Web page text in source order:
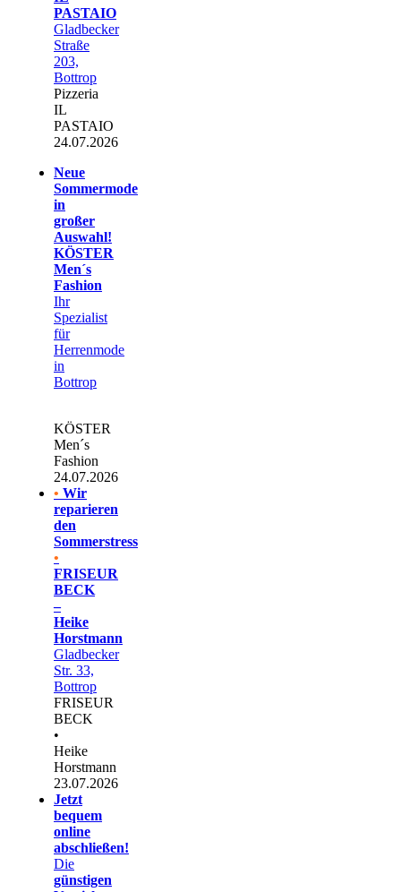
PASTAIO
Gladbecker
Straße
203,
Bottrop
Pizzeria
IL
PASTAIO
24.07.2026
Neue
Sommermode
in
großer
Auswahl!
KÖSTER
Men´s
Fashion
Ihr
Spezialist
für
Herrenmode
in
Bottrop
KÖSTER
Men´s
Fashion
24.07.2026
• Wir
reparieren
den
Sommerstress
•
FRISEUR
BECK
–
Heike
Horstmann
Gladbecker
Str. 33,
Bottrop
FRISEUR
BECK
•
Heike
Horstmann
23.07.2026
Jetzt
bequem
online
abschließen!
Die
günstigen